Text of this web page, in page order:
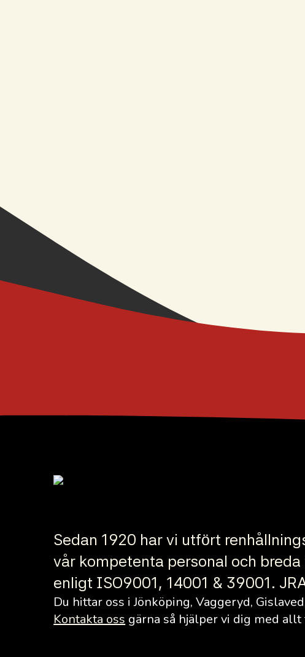
Sedan 1920 har vi utfört
vår kompetenta personal och
enligt ISO9001, 14001 & 39001.
Du hittar oss i Jönköping, Vaggeryd,
Kontakta oss gärna så hjälper vi dig med